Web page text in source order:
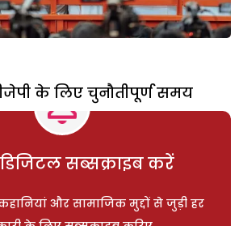
के लिए चुनौतीपूर्ण समय
सब्सक्राइब करें
और सामाजिक मुद्दों से जुड़ी हर